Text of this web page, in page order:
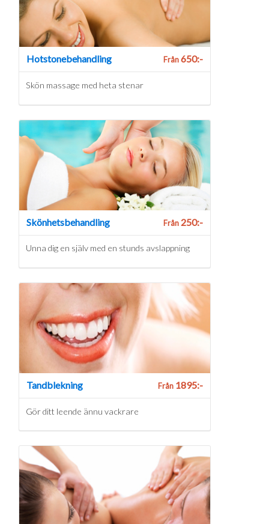
Hotstonebehandling Från650:-
Skön massage med heta stenar
Skönhetsbehandling Från250:-
Unna dig en själv med en stunds avslappning
Tandblekning Från1895:-
Gör ditt leende ännu vackrare